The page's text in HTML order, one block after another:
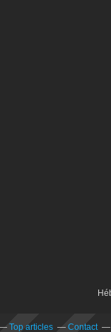
Top articles Contact